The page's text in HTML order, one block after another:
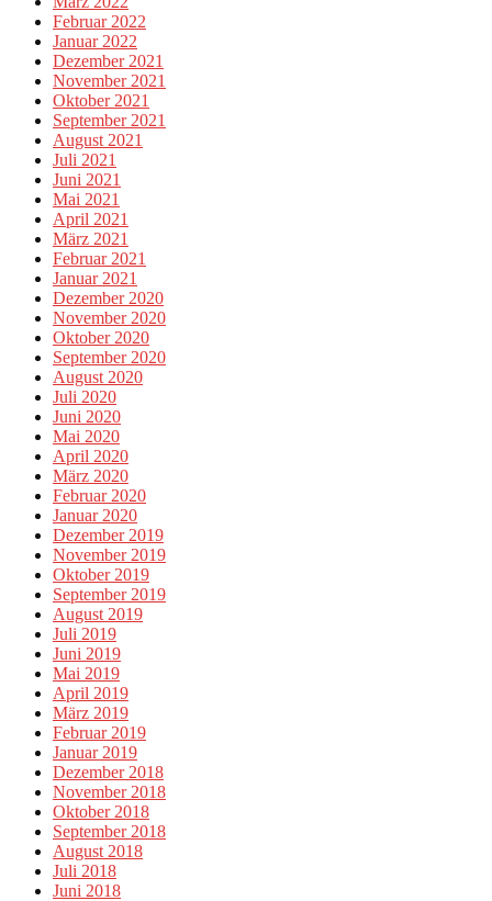
Februar 2022
Januar 2022
Dezember 2021
November 2021
Oktober 2021
September 2021
August 2021
Juli 2021
Juni 2021
Mai 2021
April 2021
März 2021
Februar 2021
Januar 2021
Dezember 2020
November 2020
Oktober 2020
September 2020
August 2020
Juli 2020
Juni 2020
Mai 2020
April 2020
März 2020
Februar 2020
Januar 2020
Dezember 2019
November 2019
Oktober 2019
September 2019
August 2019
Juli 2019
Juni 2019
Mai 2019
April 2019
März 2019
Februar 2019
Januar 2019
Dezember 2018
November 2018
Oktober 2018
September 2018
August 2018
Juli 2018
Juni 2018